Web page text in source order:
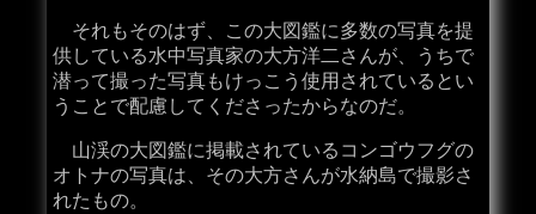
それもそのはず、この大図鑑に多数の写真を提
供している水中写真家の大方洋二さんが、うちで
潜って撮った写真もけっこう使用されているとい
うことで配慮してくださったからなのだ。
山渓の大図鑑に掲載されているコンゴウフグの
オトナの写真は、その大方さんが水納島で撮影さ
れたもの。